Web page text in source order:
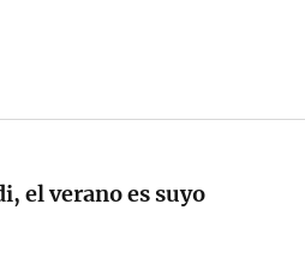
el verano es suyo